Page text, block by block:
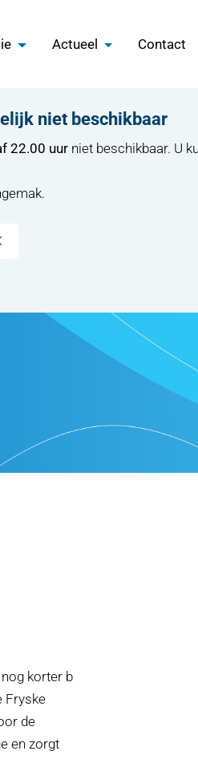
Actueel Contact
niet beschikbaar
22.00 uurniet beschikbaar. U
korter b
Fryske
de
en zorgt